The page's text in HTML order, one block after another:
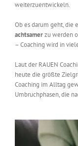
weiterzuentwickeln.
Ob es darum geht, die
achtsamerzu werden
– Coaching wird in
Laut der RAUEN
heute die größte
Coaching im Alltag
Umbruchphasen, die